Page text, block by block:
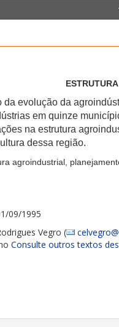
da evolução da
em quinze
na estrutura
dessa região.
agroindustrial,
09/1995
Vegro (
Consulte outros textos